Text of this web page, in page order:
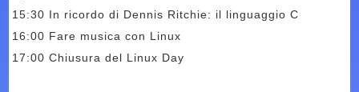
15:30 In ricordo di Dennis Ritchie: il linguaggio C
16:00 Fare musica con Linux
17:00 Chiusura del Linux Day